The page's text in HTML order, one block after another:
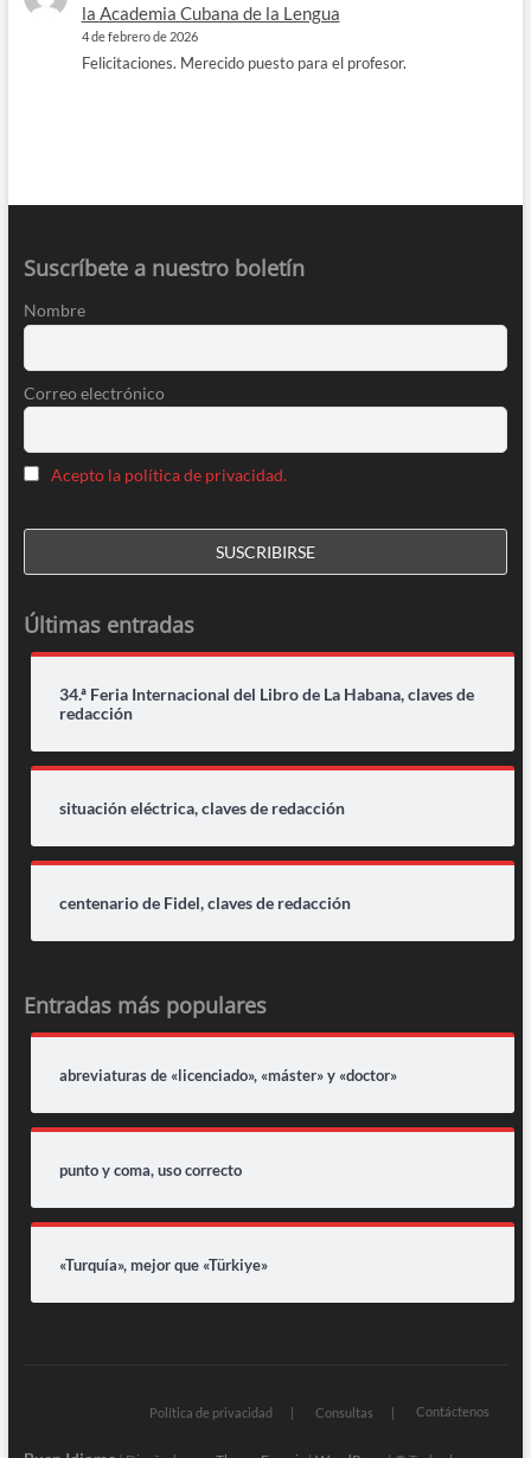
la Academia Cubana de la Lengua
4 de febrero de 2026
Felicitaciones. Merecido puesto para el profesor.
Suscríbete a nuestro boletín
Nombre
Correo electrónico
Acepto la política de privacidad.
Últimas entradas
34.ª Feria Internacional del Libro de La Habana, claves de
redacción
situación eléctrica, claves de redacción
centenario de Fidel, claves de redacción
Entradas más populares
abreviaturas de «licenciado», «máster» y «doctor»
punto y coma, uso correcto
«Turquía», mejor que «Türkiye»
Política de privacidad Consultas Contáctenos